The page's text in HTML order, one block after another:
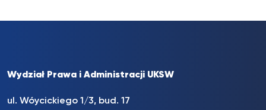
Wydział Prawa i Administracji UKSW
ul. Wóycickiego 1/3, bud. 17